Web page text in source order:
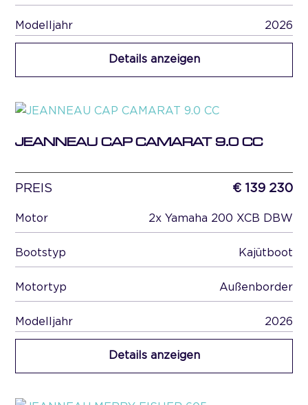
Modelljahr 2026
Details anzeigen
JEANNEAU CAP CAMARAT 9.0 CC
PREIS € 139 230
Motor 2x Yamaha 200 XCB DBW
Bootstyp Kajütboot
Motortyp Außenborder
Modelljahr 2026
Details anzeigen